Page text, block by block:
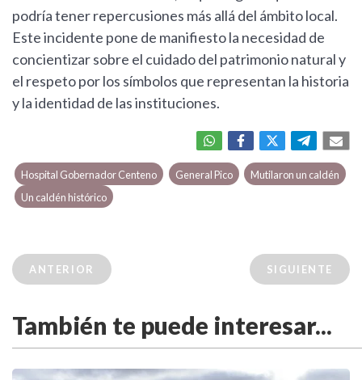
podría tener repercusiones más allá del ámbito local.
Este incidente pone de manifiesto la necesidad de
concientizar sobre el cuidado del patrimonio natural y
el respeto por los símbolos que representan la historia
y la identidad de las instituciones.
Hospital Gobernador Centeno General Pico
Mutilaron un caldén
Un caldén histórico
ANTERIOR SIGUIENTE
También te puede interesar...